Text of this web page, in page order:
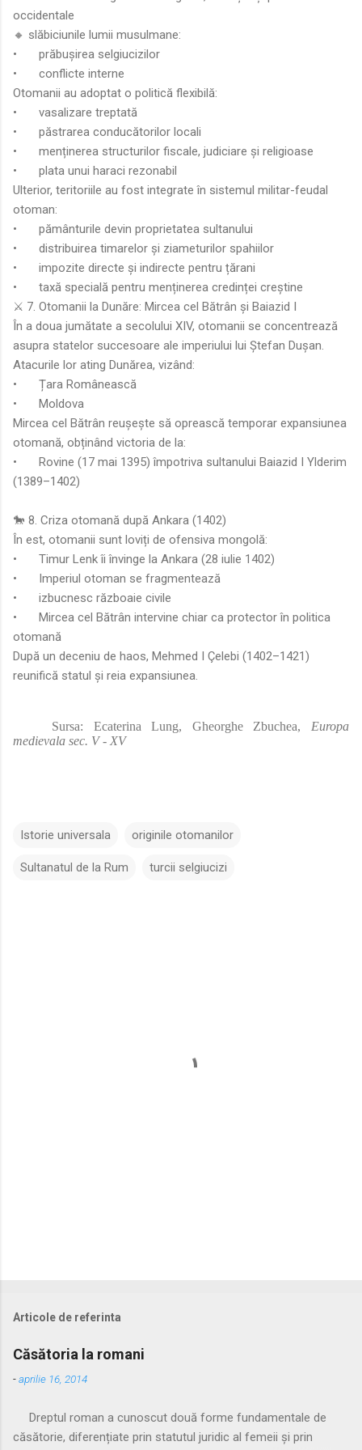
occidentale
🔸 slăbiciunile lumii musulmane:
•
prăbușirea selgiucizilor
•
conflicte interne
Otomanii au adoptat o politică flexibilă:
•
vasalizare treptată
•
păstrarea conducătorilor locali
•
menținerea structurilor fiscale, judiciare și religioase
•
plata unui haraci rezonabil
Ulterior, teritoriile au fost integrate în sistemul militar-feudal
otoman:
•
pământurile devin proprietatea sultanului
•
distribuirea timarelor și ziameturilor spahiilor
•
impozite directe și indirecte pentru țărani
•
taxă specială pentru menținerea credinței creștine
⚔️ 7. Otomanii la Dunăre: Mircea cel Bătrân și Baiazid I
În a doua jumătate a secolului XIV, otomanii se concentrează
asupra statelor succesoare ale imperiului lui Ștefan Dușan.
Atacurile lor ating Dunărea, vizând:
•
Țara Românească
•
Moldova
Mircea cel Bătrân reușește să oprească temporar expansiunea
otomană, obținând victoria de la:
•
Rovine (17 mai 1395) împotriva sultanului Baiazid I Ylderim
(1389–1402)
🐎 8. Criza otomană după Ankara (1402)
În est, otomanii sunt loviți de ofensiva mongolă:
•
Timur Lenk îi învinge la Ankara (28 iulie 1402)
•
Imperiul otoman se fragmentează
•
izbucnesc războaie civile
•
Mircea cel Bătrân intervine chiar ca protector în politica
otomană
După un deceniu de haos, Mehmed I Çelebi (1402–1421)
reunifică statul și reia expansiunea.
Sursa: Ecaterina Lung, Gheorghe Zbuchea, Europa
medievala sec. V - XV
Istorie universala originile otomanilor
Sultanatul de la Rum turcii selgiucizi
Articole de referinta
Căsătoria la romani
-aprilie 16, 2014
Dreptul roman a cunoscut două forme fundamentale de
căsătorie, diferențiate prin statutul juridic al femeii și prin